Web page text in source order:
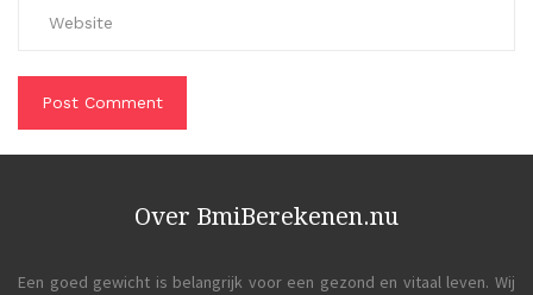
Over BmiBerekenen.nu
Een goed gewicht is belangrijk voor een gezond en vitaal leven. Wij